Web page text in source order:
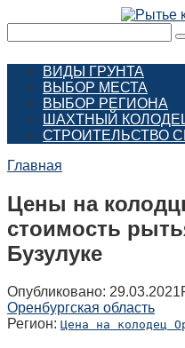
контенту
ВИДЫ ГРУНТА
ВЫБОР МЕСТА
ВЫБОР РЕГИОНА
ШАХТНЫЙ
СТРОИТЕЛЬСТВО
Главная
Цены на
стоимость
Бузулуке
Опубликовано: 29.03.2021
Оренбургская область
Регион: Цена на колодец